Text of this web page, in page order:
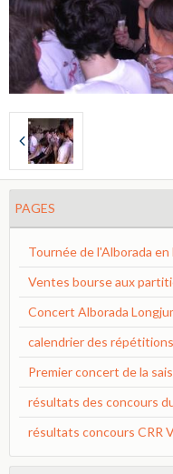
PAGES
Tournée de l'Alborada en
Ventes bourse aux
Concert Alborada
calendrier des
Premier concert de la
résultats des concours
résultats concours CRR